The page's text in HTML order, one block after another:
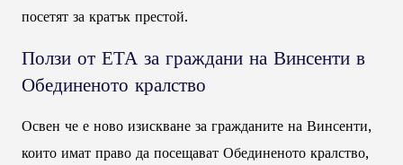
посетят за кратък престой.
Ползи от ЕТА за граждани на Винсенти в
Обединеното кралство
Освен че е ново изискване за гражданите на Винсенти,
които имат право да посещават Обединеното кралство,